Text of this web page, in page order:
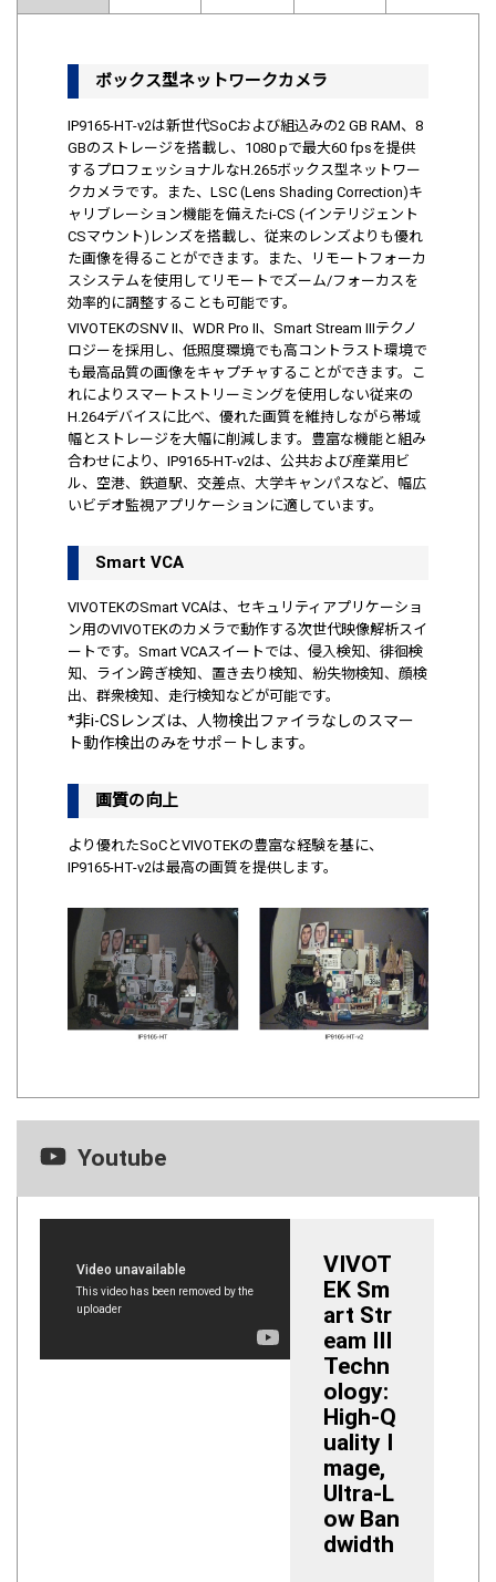
ボックス型ネットワークカメラ
IP9165-HT-v2は新世代SoCおよび組込みの2 GB RAM、8
GBのストレージを搭載し、1080 pで最大60 fpsを提供
するプロフェッショナルなH.265ボックス型ネットワー
クカメラです。また、LSC (Lens Shading Correction)キ
ャリブレーション機能を備えたi-CS (インテリジェント
CSマウント)レンズを搭載し、従来のレンズよりも優れ
た画像を得ることができます。また、リモートフォーカ
スシステムを使用してリモートでズーム/フォーカスを
効率的に調整することも可能です。
VIVOTEKのSNV II、WDR Pro II、Smart Stream IIIテクノ
ロジーを採用し、低照度環境でも高コントラスト環境で
も最高品質の画像をキャプチャすることができます。こ
れによりスマートストリーミングを使用しない従来の
H.264デバイスに比べ、優れた画質を維持しながら帯域
幅とストレージを大幅に削減します。豊富な機能と組み
合わせにより、IP9165-HT-v2は、公共および産業用ビ
ル、空港、鉄道駅、交差点、大学キャンパスなど、幅広
いビデオ監視アプリケーションに適しています。
Smart VCA
VIVOTEKのSmart VCAは、セキュリティアプリケーショ
ン用のVIVOTEKのカメラで動作する次世代映像解析スイ
ートです。Smart VCAスイートでは、侵入検知、徘徊検
知、ライン跨ぎ検知、置き去り検知、紛失物検知、顔検
出、群衆検知、走行検知などが可能です。
*非i-CSレンズは、人物検出ファイラなしのスマー
ト動作検出のみをサポ－トします。
画質の向上
より優れたSoCとVIVOTEKの豊富な経験を基に、
IP9165-HT-v2は最高の画質を提供します。
Youtube
VIVOT
EK Sm
art Str
eam III
Techn
ology:
High-Q
uality I
mage,
Ultra-L
ow Ban
dwidth